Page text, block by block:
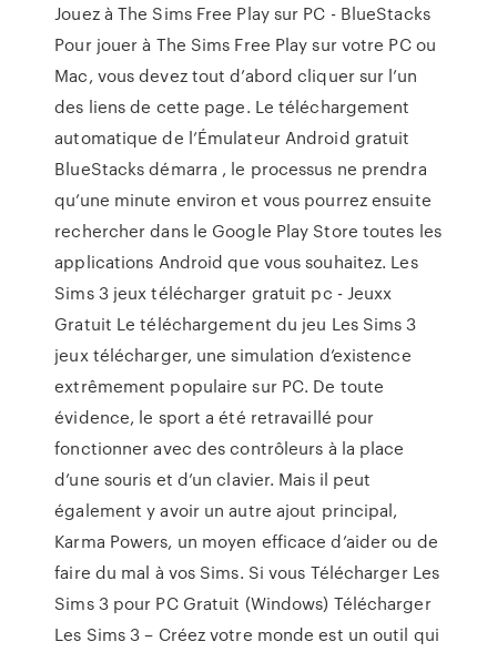
Jouez à The Sims Free Play sur PC - BlueStacks
Pour jouer à The Sims Free Play sur votre PC ou
Mac, vous devez tout d’abord cliquer sur l’un
des liens de cette page. Le téléchargement
automatique de l’Émulateur Android gratuit
BlueStacks démarra , le processus ne prendra
qu’une minute environ et vous pourrez ensuite
rechercher dans le Google Play Store toutes les
applications Android que vous souhaitez. Les
Sims 3 jeux télécharger gratuit pc - Jeuxx
Gratuit Le téléchargement du jeu Les Sims 3
jeux télécharger, une simulation d’existence
extrêmement populaire sur PC. De toute
évidence, le sport a été retravaillé pour
fonctionner avec des contrôleurs à la place
d’une souris et d’un clavier. Mais il peut
également y avoir un autre ajout principal,
Karma Powers, un moyen efficace d’aider ou de
faire du mal à vos Sims. Si vous Télécharger Les
Sims 3 pour PC Gratuit (Windows) Télécharger
Les Sims 3 – Créez votre monde est un outil qui